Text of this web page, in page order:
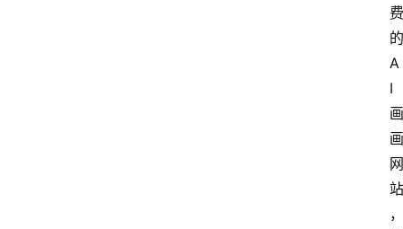
费
的
A
I
画
画
网
站
，